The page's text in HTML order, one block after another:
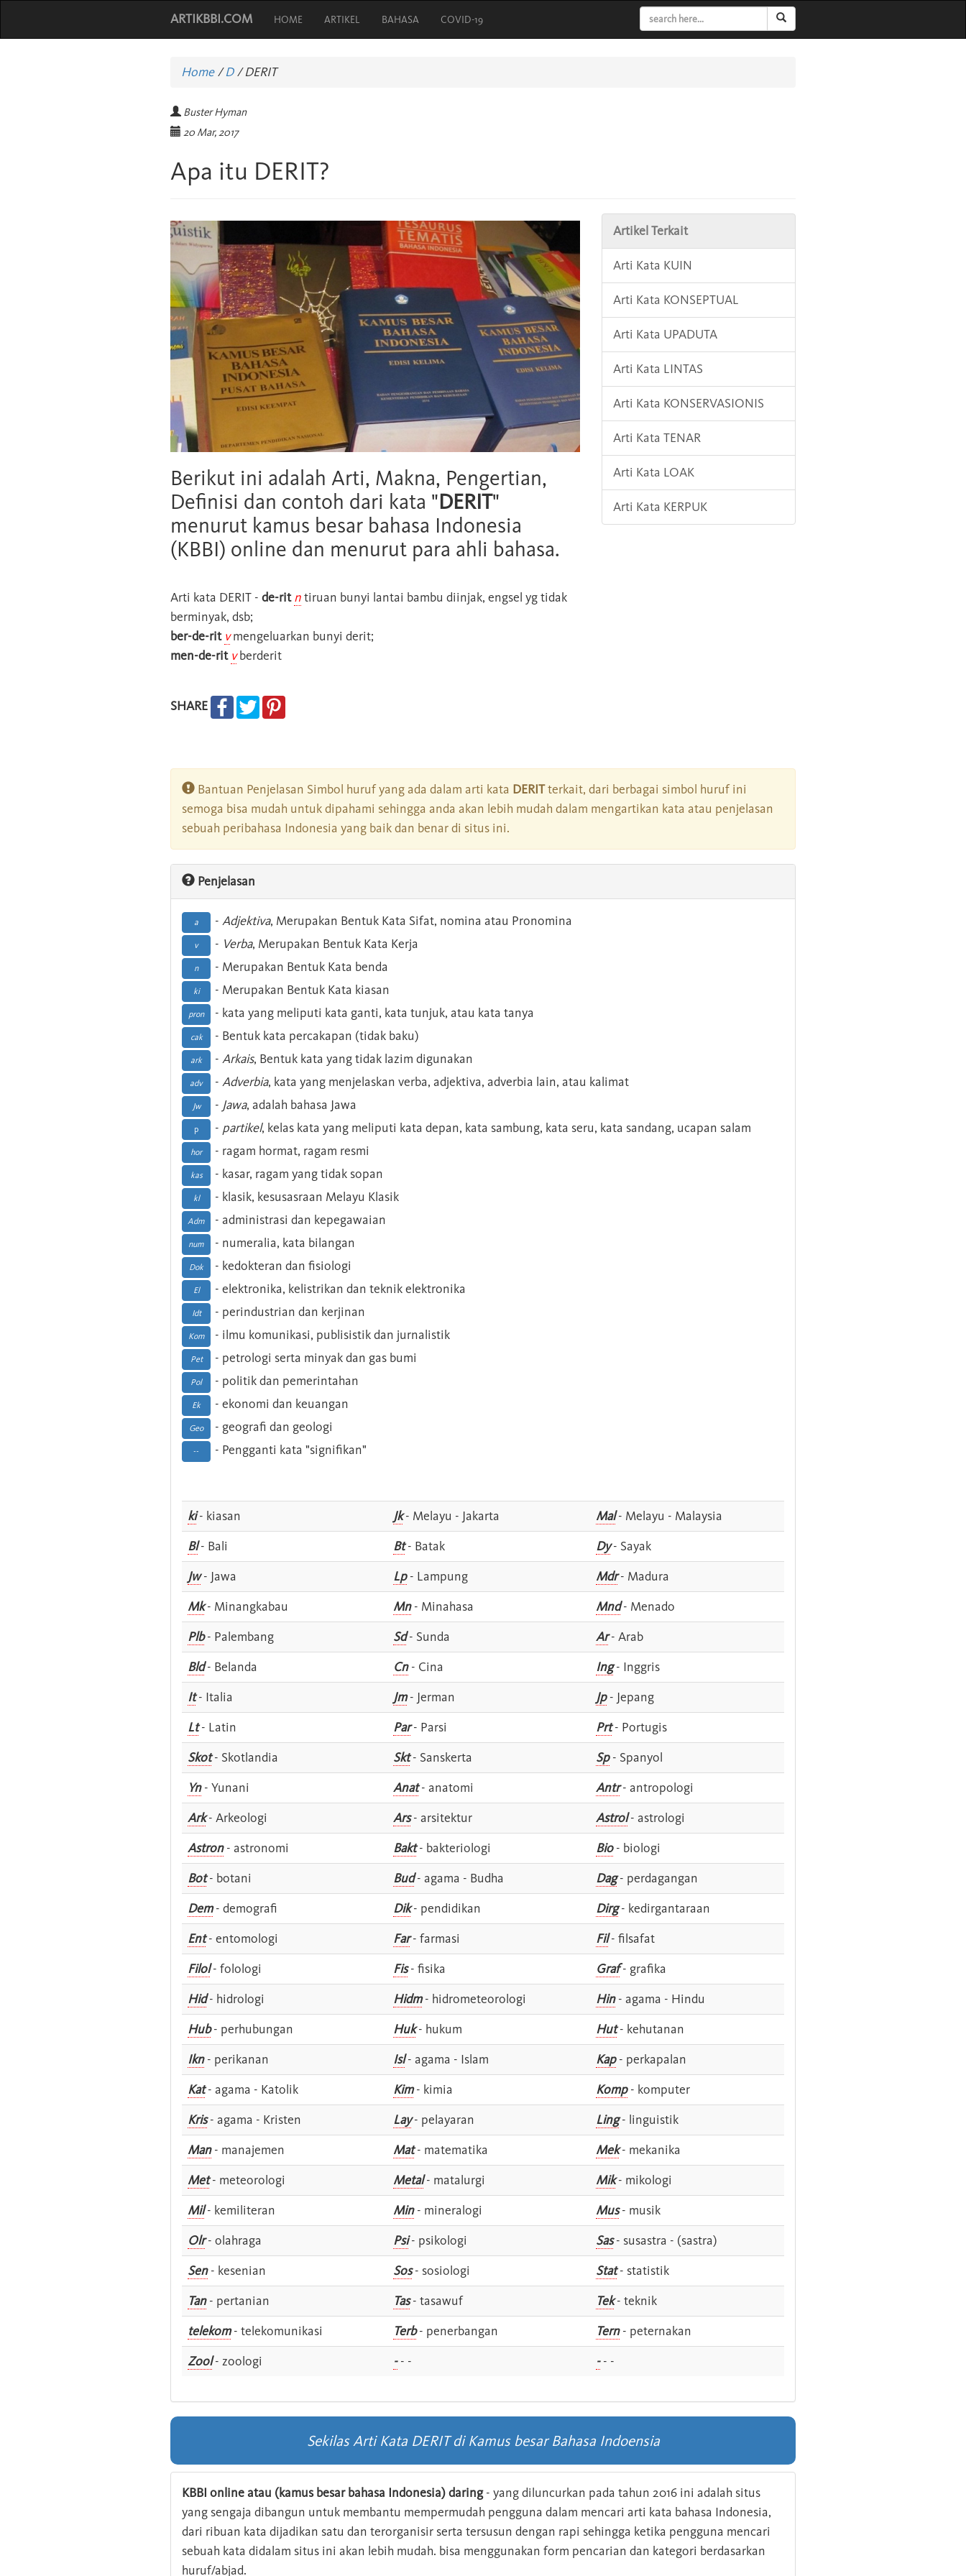
ARTIKBBI.COM HOME ARTIKEL BAHASA COVID-19
Home/D /DERIT
Buster Hyman
20 Mar, 2017
Apa itu DERIT?
Berikut ini adalah Arti, Makna, Pengertian,
Definisi dan contoh dari kata "DERIT"
menurut kamus besar bahasa Indonesia
(KBBI) online dan menurut para ahli bahasa.
Arti kata DERIT - de-rit ntiruan bunyi lantai bambu diinjak, engsel yg tidak
berminyak, dsb;
ber-de-rit vmengeluarkan bunyi derit;
men-de-rit vberderit
SHARE
Artikel Terkait
Arti Kata KUIN
Arti Kata KONSEPTUAL
Arti Kata UPADUTA
Arti Kata LINTAS
Arti Kata KONSERVASIONIS
Arti Kata TENAR
Arti Kata LOAK
Arti Kata KERPUK
Bantuan Penjelasan Simbol huruf yang ada dalam arti kata DERITterkait, dari berbagai simbol huruf ini
semoga bisa mudah untuk dipahami sehingga anda akan lebih mudah dalam mengartikan kata atau penjelasan
sebuah peribahasa Indonesia yang baik dan benar di situs ini.
Penjelasan
a - Adjektiva, Merupakan Bentuk Kata Sifat, nomina atau Pronomina
v - Verba, Merupakan Bentuk Kata Kerja
n - Merupakan Bentuk Kata benda
ki - Merupakan Bentuk Kata kiasan
pron - kata yang meliputi kata ganti, kata tunjuk, atau kata tanya
cak - Bentuk kata percakapan (tidak baku)
ark - Arkais, Bentuk kata yang tidak lazim digunakan
adv - Adverbia, kata yang menjelaskan verba, adjektiva, adverbia lain, atau kalimat
Jw - Jawa, adalah bahasa Jawa
p - partikel, kelas kata yang meliputi kata depan, kata sambung, kata seru, kata sandang, ucapan salam
hor - ragam hormat, ragam resmi
kas - kasar, ragam yang tidak sopan
kl - klasik, kesusasraan Melayu Klasik
Adm - administrasi dan kepegawaian
num - numeralia, kata bilangan
Dok - kedokteran dan fisiologi
El - elektronika, kelistrikan dan teknik elektronika
Idt - perindustrian dan kerjinan
Kom - ilmu komunikasi, publisistik dan jurnalistik
Pet - petrologi serta minyak dan gas bumi
Pol - politik dan pemerintahan
Ek - ekonomi dan keuangan
Geo - geografi dan geologi
-- - Pengganti kata "signifikan"
ki- kiasan Jk- Melayu - Jakarta Mal- Melayu - Malaysia
Bl- Bali Bt- Batak Dy- Sayak
Jw- Jawa Lp- Lampung Mdr- Madura
Mk- Minangkabau Mn- Minahasa Mnd- Menado
Plb- Palembang Sd- Sunda Ar- Arab
Bld- Belanda Cn- Cina Ing- Inggris
It- Italia Jm- Jerman Jp- Jepang
Lt- Latin Par- Parsi Prt- Portugis
Skot- Skotlandia Skt- Sanskerta Sp- Spanyol
Yn- Yunani Anat- anatomi Antr- antropologi
Ark- Arkeologi Ars- arsitektur Astrol- astrologi
Astron- astronomi Bakt- bakteriologi Bio- biologi
Bot- botani Bud- agama - Budha Dag- perdagangan
Dem- demografi Dik- pendidikan Dirg- kedirgantaraan
Ent- entomologi Far- farmasi Fil- filsafat
Filol- folologi Fis- fisika Graf- grafika
Hid- hidrologi Hidm- hidrometeorologi Hin- agama - Hindu
Hub- perhubungan Huk- hukum Hut- kehutanan
Ikn- perikanan Isl- agama - Islam Kap- perkapalan
Kat- agama - Katolik Kim- kimia Komp- komputer
Kris- agama - Kristen Lay- pelayaran Ling- linguistik
Man- manajemen Mat- matematika Mek- mekanika
Met- meteorologi Metal- matalurgi Mik- mikologi
Mil- kemiliteran Min- mineralogi Mus- musik
Olr- olahraga Psi- psikologi Sas- susastra - (sastra)
Sen- kesenian Sos- sosiologi Stat- statistik
Tan- pertanian Tas- tasawuf Tek- teknik
telekom- telekomunikasi Terb- penerbangan Tern- peternakan
Zool- zoologi -- - -- -
Sekilas Arti Kata DERIT di Kamus besar Bahasa Indoensia
KBBI online atau (kamus besar bahasa Indonesia) daring- yang diluncurkan pada tahun 2016 ini adalah situs
yang sengaja dibangun untuk membantu mempermudah pengguna dalam mencari arti kata bahasa Indonesia,
dari ribuan kata dijadikan satu dan terorganisir serta tersusun dengan rapi sehingga ketika pengguna mencari
sebuah kata didalam situs ini akan lebih mudah. bisa menggunakan form pencarian dan kategori berdasarkan
huruf/abjad.